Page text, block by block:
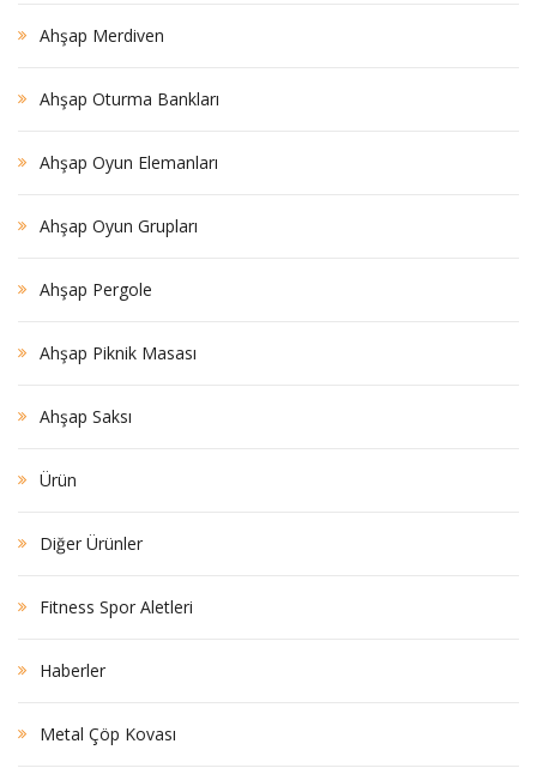
Ahşap Merdiven
Ahşap Oturma Bankları
Ahşap Oyun Elemanları
Ahşap Oyun Grupları
Ahşap Pergole
Ahşap Piknik Masası
Ahşap Saksı
Ürün
Diğer Ürünler
Fitness Spor Aletleri
Haberler
Metal Çöp Kovası